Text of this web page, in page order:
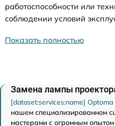
работоспособности или
соблюдении условий
Показать полностью
Замена лампы
[dataset:services:name]
нашем специализированном
мастерами с огромным